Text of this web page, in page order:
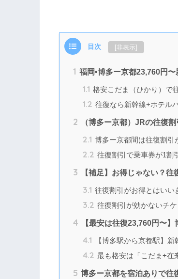
目次 [非表示]
1 福岡•博多ー京都23,760円
1.1 格安こだま（ひかり）で
1.2 往復なら新幹線+ホテル
2 （博多ー京都）JRの往復
2.1 博多ー京都間は往復割引
2.2 往復割引で乗車券が1割
3 【補足】お得じゃない？往
3.1 往復割引がお得とはいい
3.2 往復割引が効かないチ
4 【最安は往復23,760円〜
4.1 【博多駅から京都駅】
4.2 最も格安は「こだま+在
5 博多ー京都を宿泊ありで往